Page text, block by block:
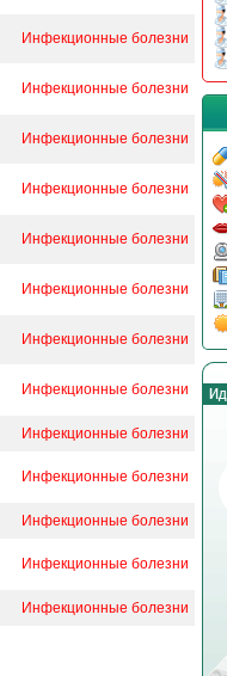
Инфекционные болезни
Инфекционные болезни
Инфекционные болезни
Инфекционные болезни
Инфекционные болезни
Инфекционные болезни
Инфекционные болезни
Инфекционные болезни
Инфекционные болезни
Инфекционные болезни
Инфекционные болезни
Инфекционные болезни
Инфекционные болезни